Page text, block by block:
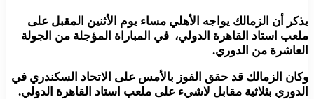
يذكر أن الزمالك يواجه الأهلي مساء يوم الأثنين المقبل على
ملعب استاد القاهرة الدولي، في المباراة المؤجلة من الجولة
العاشرة من الدوري.
وكان الزمالك قد حقق الفوز بالأمس على الاتحاد السكندري في
الدوري بثلاثية مقابل لاشيء على ملعب استاد القاهرة الدولي.